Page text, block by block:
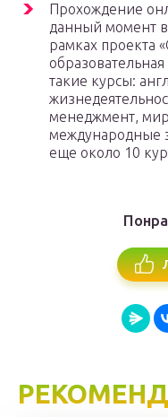
Прохождение
данный момент
рамках проекта
такие курсы:
менеджмент,
международные
еще около 10